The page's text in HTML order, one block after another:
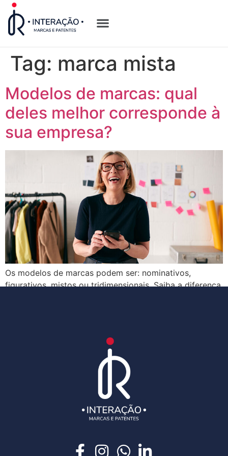
Tag: marca mista
Modelos de marcas: qual
deles melhor corresponde à
sua empresa?
Os modelos de marcas podem ser: nominativos,
figurativos, mistos ou tridimensionais. Saiba a diferença